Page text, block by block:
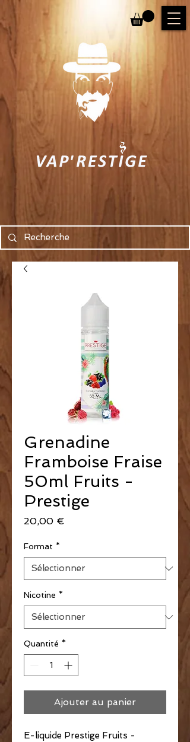
Grenadine
Framboise Fraise
50ml Fruits -
Prestige
20,00 €
Format *
Nicotine *
Quantité *
Ajouter au panier
E-liquide Prestige Fruits -